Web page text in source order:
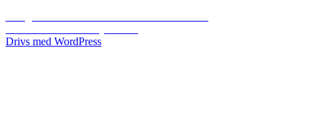
Inläggsnavigering
inlägg:
Drivs med WordPress